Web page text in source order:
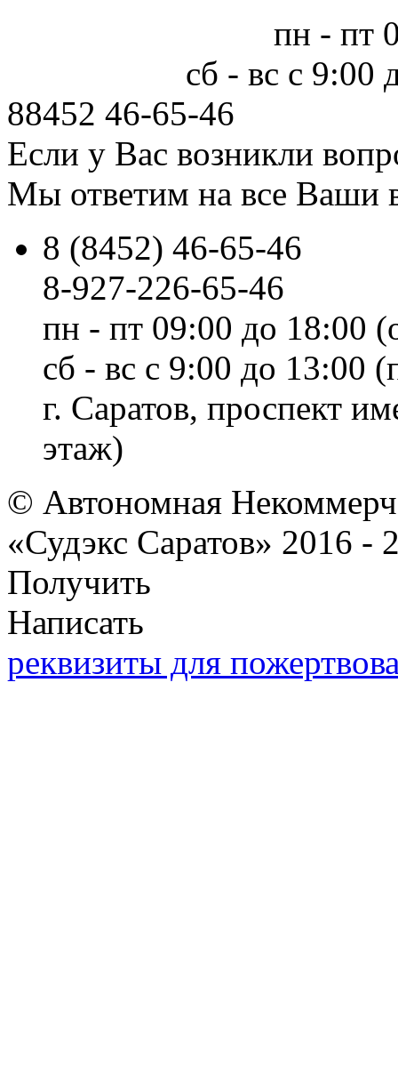
пн - пт
сб - вс с 9:00
88452 46-65-46
Если у Вас возникли
Мы ответим на все Ваши
8 (8452) 46-65-46
8-927-226-65-46
пн - пт 09:00 до 18:00
сб - вс с 9:00 до 13:00
г. Саратов, проспект
этаж)
© Автономная
«Судэкс Саратов» 2016 -
Получить
Написать
реквизиты для